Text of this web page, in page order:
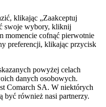
klikając „Zaakceptuj
swoje wybory, kliknij
momencie cofnąć pierwotnie
preferencji, klikając przycisk
powyżej celach
danych osobowych.
Comarch SA. W niektórych
być również nasi partnerzy.